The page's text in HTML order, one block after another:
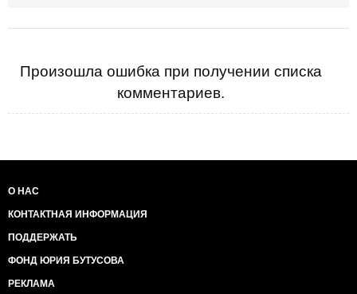
Произошла ошибка при получении списка
комментариев.
О НАС
КОНТАКТНАЯ ИНФОРМАЦИЯ
ПОДДЕРЖАТЬ
ФОНД ЮРИЯ БУТУСОВА
РЕКЛАМА